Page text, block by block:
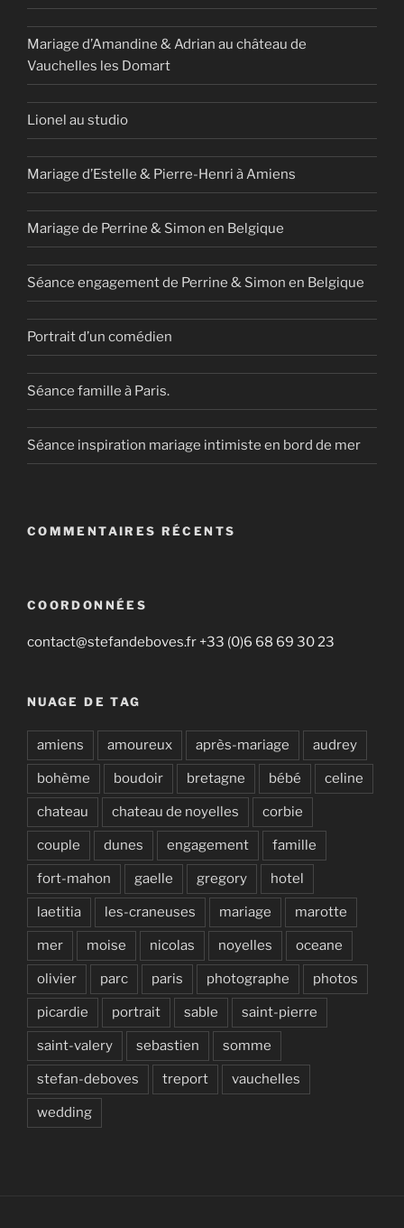
Mariage d’Amandine & Adrian au château de
Vauchelles les Domart
Lionel au studio
Mariage d’Estelle & Pierre-Henri à Amiens
Mariage de Perrine & Simon en Belgique
Séance engagement de Perrine & Simon en Belgique
Portrait d’un comédien
Séance famille à Paris.
Séance inspiration mariage intimiste en bord de mer
COMMENTAIRES RÉCENTS
COORDONNÉES
contact@stefandeboves.fr +33 (0)6 68 69 30 23
NUAGE DE TAG
amiens amoureux après-mariage audrey
bohème boudoir bretagne bébé celine
chateau chateau de noyelles corbie
couple dunes engagement famille
fort-mahon gaelle gregory hotel
laetitia les-craneuses mariage marotte
mer moise nicolas noyelles oceane
olivier parc paris photographe photos
picardie portrait sable saint-pierre
saint-valery sebastien somme
stefan-deboves treport vauchelles
wedding